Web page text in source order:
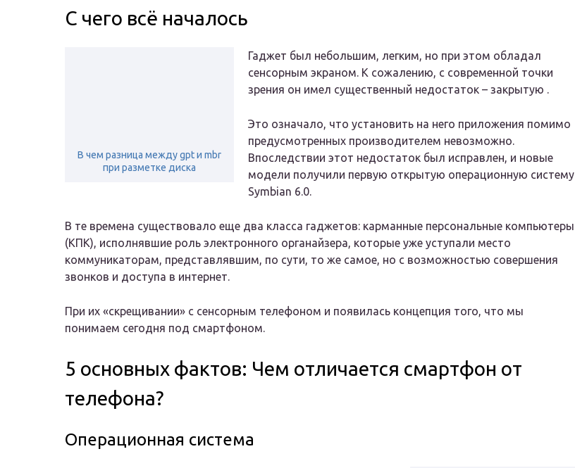
С чего всё началось
В чем разница между gpt и mbr
при разметке диска
Гаджет был небольшим, легким, но при этом обладал
сенсорным экраном. К сожалению, с современной точки
зрения он имел существенный недостаток – закрытую .
Это означало, что установить на него приложения помимо
предусмотренных производителем невозможно.
Впоследствии этот недостаток был исправлен, и новые
модели получили первую открытую операционную систему
Symbian 6.0.
В те времена существовало еще два класса гаджетов: карманные персональные компьютеры
(КПК), исполнявшие роль электронного органайзера, которые уже уступали место
коммуникаторам, представлявшим, по сути, то же самое, но с возможностью совершения
звонков и доступа в интернет.
При их «скрещивании» с сенсорным телефоном и появилась концепция того, что мы
понимаем сегодня под смартфоном.
5 основных фактов: Чем отличается смартфон от
телефона?
Операционная система